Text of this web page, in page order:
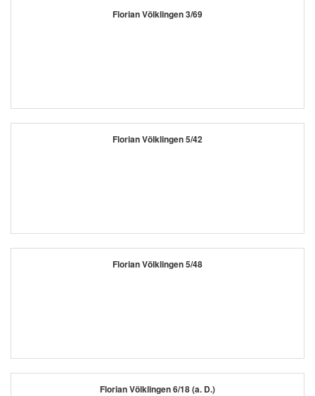
Florian Völklingen 3/69
Florian Völklingen 5/42
Florian Völklingen 5/48
Florian Völklingen 6/18 (a. D.)